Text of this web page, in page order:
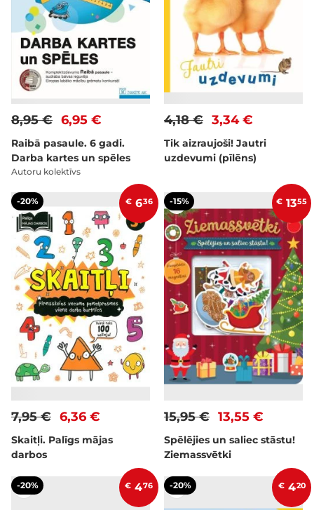
6,95 €
8,95 €
Raibā pasaule. 6 gadi.
Darba kartes un spēles
Autoru kolektīvs
3,34 €
4,18 €
Tik aizraujoši! Jautri
uzdevumi (pīlēns)
-20% € 636
6,36 €
7,95 €
Skaitļi. Palīgs mājas
darbos
-15% € 1355
13,55 €
15,95 €
Spēlējies un saliec stāstu!
Ziemassvētki
-20% € 476 -20% € 420